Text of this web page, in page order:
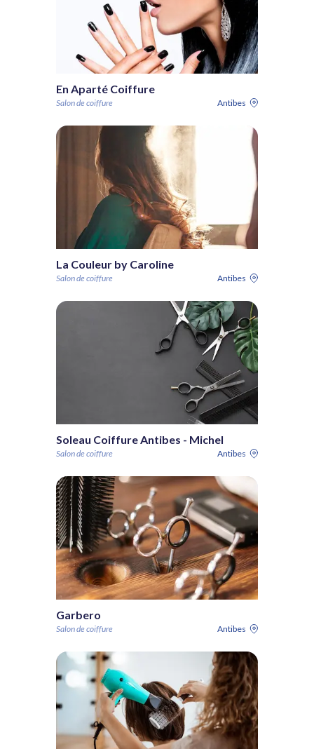
En Aparté Coiffure
Salon de coiffure Antibes
La Couleur by Caroline
Salon de coiffure Antibes
Soleau Coiffure Antibes - Michel
Salon de coiffure Antibes
Garbero
Salon de coiffure Antibes